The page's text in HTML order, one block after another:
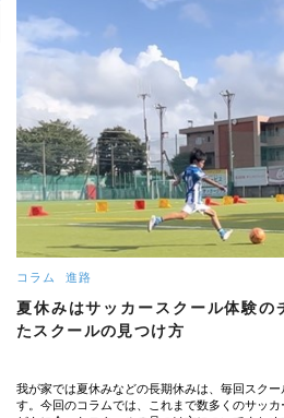
コラム 進路
夏休みはサッカースクール体験の
たスクールの見つけ方
我が家では夏休みなどの長期休みは、毎回スク
す。今回のコラムでは、これまで数多くのサッ